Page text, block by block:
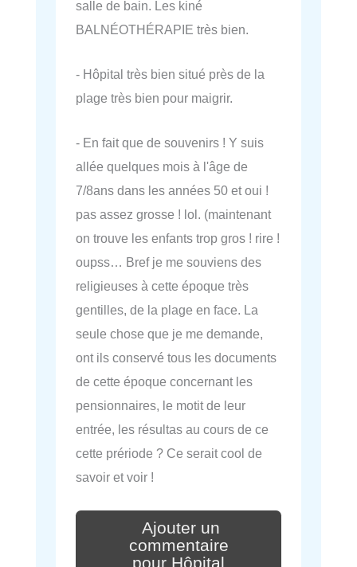
salle de bain. Les kiné
BALNÉOTHÉRAPIE très bien.
- Hôpital très bien situé près de la
plage très bien pour maigrir.
- En fait que de souvenirs ! Y suis
allée quelques mois à l'âge de
7/8ans dans les années 50 et oui !
pas assez grosse ! lol. (maintenant
on trouve les enfants trop gros ! rire !
oupss… Bref je me souviens des
religieuses à cette époque très
gentilles, de la plage en face. La
seule chose que je me demande,
ont ils conservé tous les documents
de cette époque concernant les
pensionnaires, le motit de leur
entrée, les résultas au cours de ce
cette prériode ? Ce serait cool de
savoir et voir !
Ajouter un
commentaire
pour Hôpital